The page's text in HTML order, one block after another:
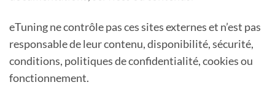
eTuning ne contrôle pas ces sites externes et n’est pas
responsable de leur contenu, disponibilité, sécurité,
conditions, politiques de confidentialité, cookies ou
fonctionnement.